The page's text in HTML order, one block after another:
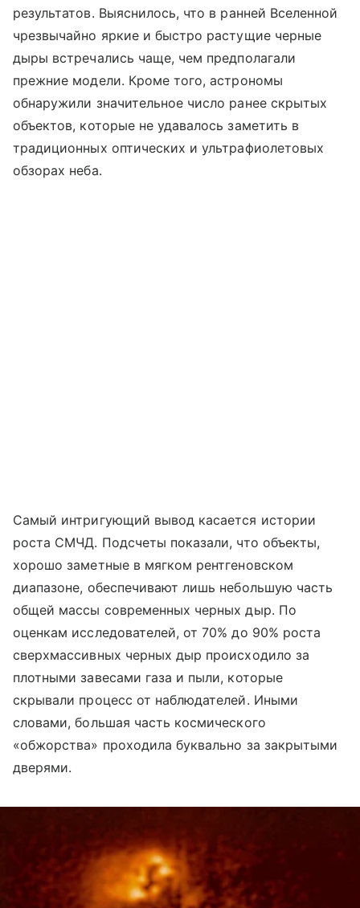
результатов. Выяснилось, что в ранней Вселенной
чрезвычайно яркие и быстро растущие черные
дыры встречались чаще, чем предполагали
прежние модели. Кроме того, астрономы
обнаружили значительное число ранее скрытых
объектов, которые не удавалось заметить в
традиционных оптических и ультрафиолетовых
обзорах неба.
Самый интригующий вывод касается истории
роста СМЧД. Подсчеты показали, что объекты,
хорошо заметные в мягком рентгеновском
диапазоне, обеспечивают лишь небольшую часть
общей массы современных черных дыр. По
оценкам исследователей, от 70% до 90% роста
сверхмассивных черных дыр происходило за
плотными завесами газа и пыли, которые
скрывали процесс от наблюдателей. Иными
словами, большая часть космического
«обжорства» проходила буквально за закрытыми
дверями.